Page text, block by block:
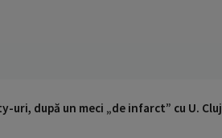
uri, după un meci „de infarct” cu U. Cluj